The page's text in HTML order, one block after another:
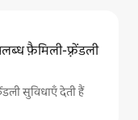
फ़ैमिली-फ़्रेंडली
सुविधाएँ देती हैं